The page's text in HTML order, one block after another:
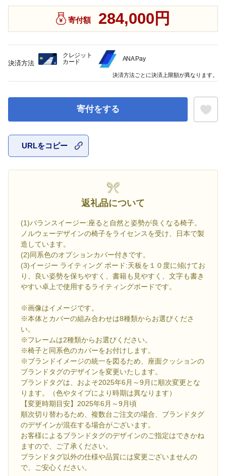
寄付額 284,000円
寄付をする
URLをコピー
返礼品について
(1)バランスイージー:座ると自然と姿勢が良くなる椅子。
ノルウェーデザインの椅子をライセンスを受け、日本で製
造しています。
(2)同系色のオプションカバー付きです。
(3)イージー ライティング ボード:天板を１０度に傾けてお
り、良い姿勢を保ちやすく、書籍も見やすく、文字も書き
やすい卓上で使用するライティングボードです。
※画像はイメージです。
※本体とカバーの組み合わせは8種類からお選びくださ
い。
※フレームは2種類からお選びください。
※椅子と同系色のカバーをお付けします。
※ブランドイメージの統一を図るため、座面クッションの
ブランドタグのデザインを変更いたします。
ブランドタグは、およそ2025年6月～9月に順次変更とな
ります。（色やタイプにより時期は異なります）
【変更時期目安】2025年6月～9月頃
順次切り替わるため、複数台ご注文の場合、ブランドタグ
のデザインが混在する場合がございます。
お客様によるブランドタグのデザインのご指定はできかね
ますので、ご了承ください。
ブランドタグ以外の仕様や品質には変更ございませんの
で、ご安心ください。
決済方法
クレジット
カード
ANA Pay
決済方法ごとに決済上限額が異なります。